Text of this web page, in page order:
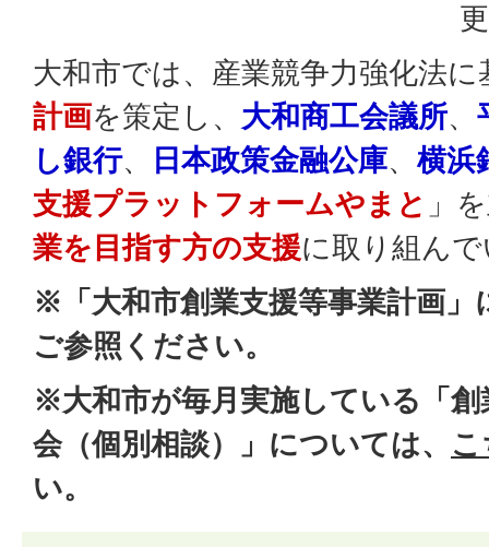
大和市では、産業競争力強化法に
計画を策定し、 大和商工会議所、
し銀行、 日本政策金融公庫、 横浜
支援プラットフォームやまと 」
業を目指す方の支援に取り組ん
※「大和市創業支援等事業計画
ご参照ください。
※大和市が毎月実施している「
会（個別相談）」については、
い。